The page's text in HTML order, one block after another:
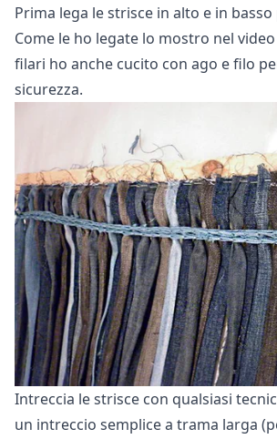
Prima lega le strisce in alto e in
Come le ho legate lo mostro nel
filari ho anche cucito con ago e filo
sicurezza.
Intreccia le strisce con qualsiasi
un intreccio semplice a trama larga